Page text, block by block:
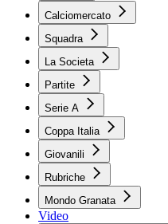
Calciomercato
Squadra
La Societa
Partite
Serie A
Coppa Italia
Giovanili
Rubriche
Mondo Granata
Video